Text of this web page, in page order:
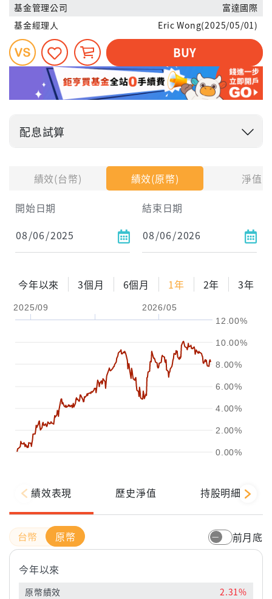
績效(台幣) 績效(原幣)
淨值
開始日期
結束日期
今年以來 3個月 6個月 1年 2年 3年
2025/09 2026/05
0.00%
2.00%
4.00%
6.00%
8.00%
10.00%
12.00%
基金管理公司
富達國際
基金經理人
Eric Wong(2025/05/01)
BUY
配息試算
試算區間
1年
2年
配息金額
績效表現 歷史淨值 持股明細
原幣 前月底
今年以來
原幣績效
2.31%